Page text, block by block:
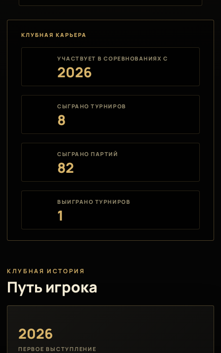
КЛУБНАЯ КАРЬЕРА
УЧАСТВУЕТ В СОРЕВНОВАНИЯХ С
2026
СЫГРАНО ТУРНИРОВ
8
СЫГРАНО ПАРТИЙ
82
ВЫИГРАНО ТУРНИРОВ
1
КЛУБНАЯ ИСТОРИЯ
Путь игрока
2026
ПЕРВОЕ ВЫСТУПЛЕНИЕ